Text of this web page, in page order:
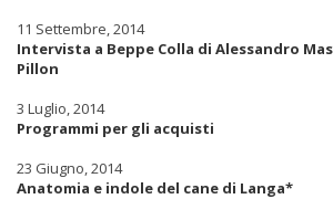
11 Settembre, 2014
Intervista a Beppe Colla di Alessandro
Pillon
3 Luglio, 2014
Programmi per gli acquisti
23 Giugno, 2014
Anatomia e indole del cane di Langa*